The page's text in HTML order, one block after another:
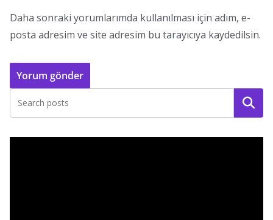
Daha sonraki yorumlarımda kullanılması için adım, e-
posta adresim ve site adresim bu tarayıcıya kaydedilsin.
Ara